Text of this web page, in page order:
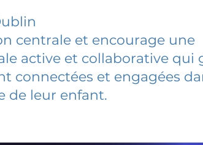
centrale et encourage une
active et collaborative qui
connectées et engagées
de leur enfant.